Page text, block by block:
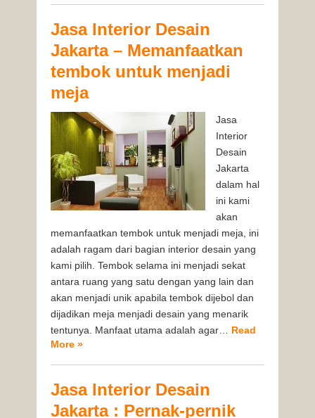
Jasa Interior Desain
Jakarta – Memanfaatkan
tembok untuk menjadi
meja
Jasa
Interior
Desain
Jakarta
dalam hal
ini kami
akan
memanfaatkan tembok untuk menjadi meja, ini
adalah ragam dari bagian interior desain yang
kami pilih. Tembok selama ini menjadi sekat
antara ruang yang satu dengan yang lain dan
akan menjadi unik apabila tembok dijebol dan
dijadikan meja menjadi desain yang menarik
tentunya. Manfaat utama adalah agar… Read
More »
Jasa Interior Desain
Jakarta : Pernak-pernik